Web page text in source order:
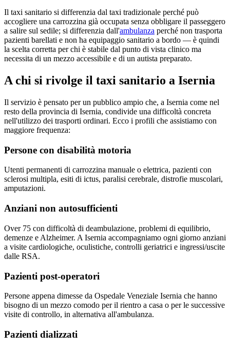
Il taxi sanitario si differenzia dal taxi tradizionale perché può
accogliere una carrozzina già occupata senza obbligare il passeggero
a salire sul sedile; si differenzia dall'ambulanza perché non trasporta
pazienti barellati e non ha equipaggio sanitario a bordo — è quindi
la scelta corretta per chi è stabile dal punto di vista clinico ma
necessita di un mezzo accessibile e di un autista preparato.
A chi si rivolge il taxi sanitario a Isernia
Il servizio è pensato per un pubblico ampio che, a Isernia come nel
resto della provincia di Isernia, condivide una difficoltà concreta
nell'utilizzo dei trasporti ordinari. Ecco i profili che assistiamo con
maggiore frequenza:
Persone con disabilità motoria
Utenti permanenti di carrozzina manuale o elettrica, pazienti con
sclerosi multipla, esiti di ictus, paralisi cerebrale, distrofie muscolari,
amputazioni.
Anziani non autosufficienti
Over 75 con difficoltà di deambulazione, problemi di equilibrio,
demenze e Alzheimer. A Isernia accompagniamo ogni giorno anziani
a visite cardiologiche, oculistiche, controlli geriatrici e ingressi/uscite
dalle RSA.
Pazienti post-operatori
Persone appena dimesse da Ospedale Veneziale Isernia che hanno
bisogno di un mezzo comodo per il rientro a casa o per le successive
visite di controllo, in alternativa all'ambulanza.
Pazienti dializzati